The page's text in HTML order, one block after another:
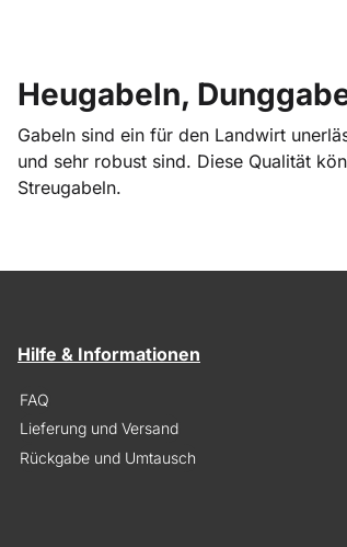
Heugabeln,
Gabeln sind ein für den Landwirt
und sehr robust sind. Diese Qualität
Streugabeln.
Hilfe & Informationen
FAQ
Lieferung und Versand
Rückgabe und Umtausch